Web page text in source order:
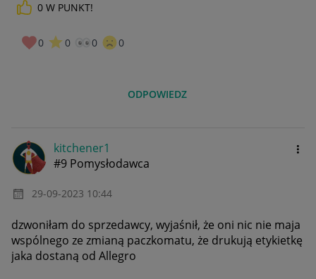
0 W PUNKT!
0 0 0 0
ODPOWIEDZ
kitchener1
#9 Pomysłodawca
‎29-09-2023 10:44
dzwoniłam do sprzedawcy, wyjaśnił, że oni nic nie maja
wspólnego ze zmianą paczkomatu, że drukują etykietkę
jaka dostaną od Allegro